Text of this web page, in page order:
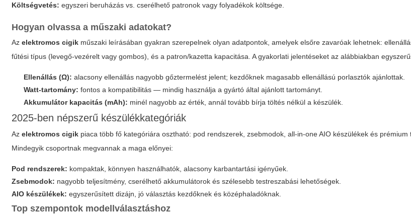
Költségvetés: egyszeri beruházás vs. cserélhető patronok vagy folyadékok költsége.
Hogyan olvassa a műszaki adatokat?
Azelektromos cigik műszaki leírásában gyakran szerepelnek olyan adatpontok, amelyek elsőre zavaróak lehetnek:
fűtési típus (levegő-vezérelt vagy gombos), és a patron/kazetta kapacitása. A gyakorlati jelentéseket az alábbiakban
Ellenállás (Ω): alacsony ellenállás nagyobb gőztermelést jelent; kezdőknek magasabb ellenállású porlasztók ajánlottak.
Watt-tartomány: fontos a kompatibilitás — mindig használja a gyártó által ajánlott tartományt.
Akkumulátor kapacitás (mAh): minél nagyobb az érték, annál tovább bírja töltés nélkül a készülék.
2025-ben népszerű készülékkategóriák
Azelektromos cigik piaca több fő kategóriára osztható: pod rendszerek, zsebmodok, all-in-one AIO készülékek és prémium
Mindegyik csoportnak megvannak a maga előnyei:
Pod rendszerek: kompaktak, könnyen használhatók, alacsony karbantartási igényűek.
Zsebmodok: nagyobb teljesítmény, cserélhető akkumulátorok és szélesebb testreszabási lehetőségek.
AIO készülékek: egyszerűsített dizájn, jó választás kezdőknek és középhaladóknak.
Top szempontok modellválasztáshoz